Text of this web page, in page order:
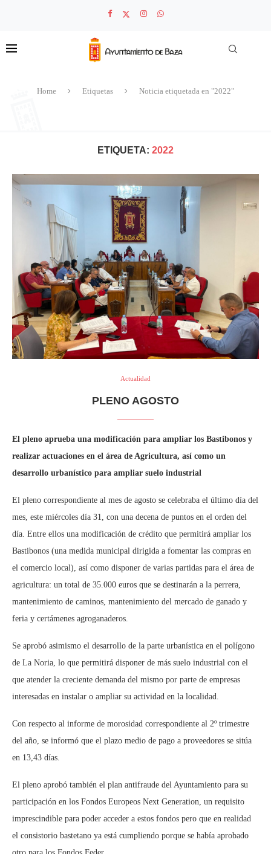
Home Etiquetas Noticia etiquetada en "2022"
ETIQUETA: 2022
Actualidad
PLENO AGOSTO
El pleno aprueba una modificación para ampliar los Bastibonos y
realizar actuaciones en el área de Agricultura, así como un
desarrollo urbanístico para ampliar suelo industrial
El pleno correspondiente al mes de agosto se celebraba el último día del
mes, este miércoles día 31, con una decena de puntos en el orden del
día. Entre ellos una modificación de crédito que permitirá ampliar los
Bastibonos (una medida municipal dirigida a fomentar las compras en
el comercio local), así como disponer de varias partidas para el área de
agricultura: un total de 35.000 euros que se destinarán a la perrera,
mantenimiento de caminos, mantenimiento del mercado de ganado y
feria y certámenes agroganaderos.
Se aprobó asimismo el desarrollo de la parte urbanística en el polígono
de La Noria, lo que permitirá disponer de más suelo industrial con el
que atender la creciente demanda del mismo por parte de empresas
interesadas en instalar o ampliar su actividad en la localidad.
Con respecto al informe de morosidad correspondiente al 2º trimestre
del año, se informó que el plazo medio de pago a proveedores se sitúa
en 13,43 días.
El pleno aprobó también el plan antifraude del Ayuntamiento para su
participación en los Fondos Europeos Next Generation, un requisito
imprescindible para poder acceder a estos fondos pero que en realidad
el consistorio bastetano ya está cumpliendo porque se había aprobado